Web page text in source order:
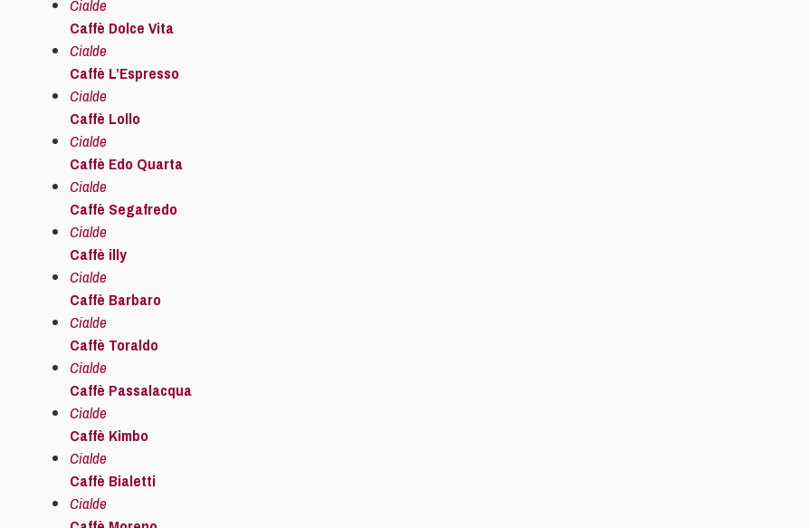
Cialde
Caffè Dolce Vita
Cialde
Caffè L’Espresso
Cialde
Caffè Lollo
Cialde
Caffè Edo Quarta
Cialde
Caffè Segafredo
Cialde
Caffè illy
Cialde
Caffè Barbaro
Cialde
Caffè Toraldo
Cialde
Caffè Passalacqua
Cialde
Caffè Kimbo
Cialde
Caffè Bialetti
Cialde